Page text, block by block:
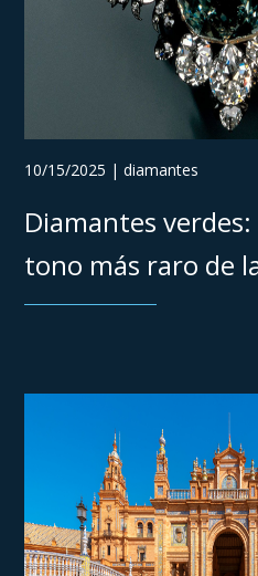
10/15/2025 | diamantes
Diamantes
tono más raro de